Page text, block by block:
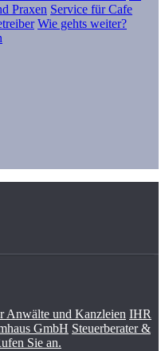
Praxen Service für Cafe
Wie gehts weiter?
Anwälte und Kanzleien IHR
GmbH Steuerberater &
Sie an.